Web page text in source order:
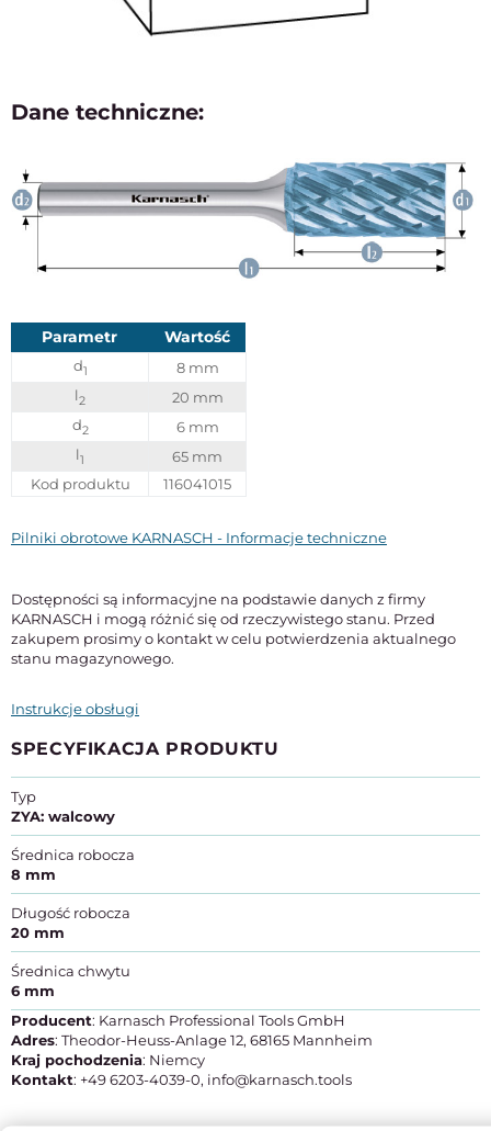
Dane techniczne:
Parametr Wartość
d1
8 mm
l2
20 mm
d2
6 mm
l1
65 mm
Kod produktu
116041015
Pilniki obrotowe KARNASCH - Informacje techniczne
Dostępności są informacyjne na podstawie danych z firmy
KARNASCH i mogą różnić się od rzeczywistego stanu. Przed
zakupem prosimy o kontakt w celu potwierdzenia aktualnego
stanu magazynowego.
Instrukcje obsługi
SPECYFIKACJA PRODUKTU
Typ
ZYA: walcowy
Średnica robocza
8 mm
Długość robocza
20 mm
Średnica chwytu
6 mm
Producent: Karnasch Professional Tools GmbH
Adres: Theodor-Heuss-Anlage 12, 68165 Mannheim
Kraj pochodzenia: Niemcy
Kontakt: +49 6203-4039-0, info@karnasch.tools